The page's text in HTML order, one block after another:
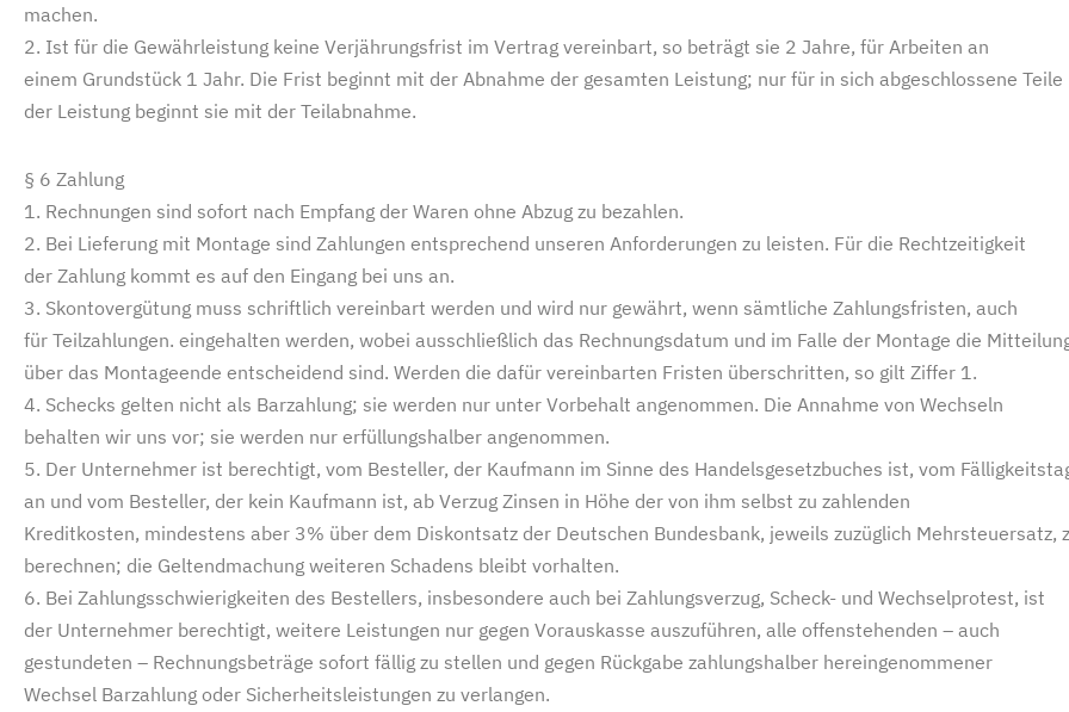
machen.
2. Ist für die Gewährleistung keine Verjährungsfrist im Vertrag vereinbart, so beträgt sie 2 Jahre, für Arbeiten an
einem Grundstück 1 Jahr. Die Frist beginnt mit der Abnahme der gesamten Leistung; nur für in sich abgeschlossene Teile
der Leistung beginnt sie mit der Teilabnahme.
§ 6 Zahlung
1. Rechnungen sind sofort nach Empfang der Waren ohne Abzug zu bezahlen.
2. Bei Lieferung mit Montage sind Zahlungen entsprechend unseren Anforderungen zu leisten. Für die Rechtzeitigkeit
der Zahlung kommt es auf den Eingang bei uns an.
3. Skontovergütung muss schriftlich vereinbart werden und wird nur gewährt, wenn sämtliche Zahlungsfristen, auch
für Teilzahlungen. eingehalten werden, wobei ausschließlich das Rechnungsdatum und im Falle der Montage die
über das Montageende entscheidend sind. Werden die dafür vereinbarten Fristen überschritten, so gilt Ziffer 1.
4. Schecks gelten nicht als Barzahlung; sie werden nur unter Vorbehalt angenommen. Die Annahme von Wechseln
behalten wir uns vor; sie werden nur erfüllungshalber angenommen.
5. Der Unternehmer ist berechtigt, vom Besteller, der Kaufmann im Sinne des Handelsgesetzbuches ist, vom
an und vom Besteller, der kein Kaufmann ist, ab Verzug Zinsen in Höhe der von ihm selbst zu zahlenden
Kreditkosten, mindestens aber 3% über dem Diskontsatz der Deutschen Bundesbank, jeweils zuzüglich Mehrsteuersatz,
berechnen; die Geltendmachung weiteren Schadens bleibt vorhalten.
6. Bei Zahlungsschwierigkeiten des Bestellers, insbesondere auch bei Zahlungsverzug, Scheck- und Wechselprotest, ist
der Unternehmer berechtigt, weitere Leistungen nur gegen Vorauskasse auszuführen, alle offenstehenden – auch
gestundeten – Rechnungsbeträge sofort fällig zu stellen und gegen Rückgabe zahlungshalber hereingenommener
Wechsel Barzahlung oder Sicherheitsleistungen zu verlangen.